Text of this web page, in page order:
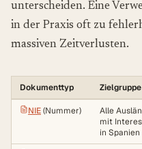
unterscheiden. Eine
in der Praxis oft zu
massiven Zeitverlusten.
Dokumenttyp Zielgruppe
NIE(Nummer)
Alle
mit
in Spanien